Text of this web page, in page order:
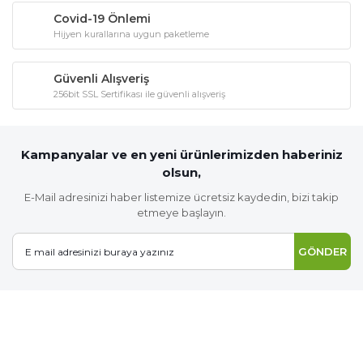
Covid-19 Önlemi
Hijyen kurallarına uygun paketleme
Güvenli Alışveriş
256bit SSL Sertifikası ile güvenli alışveriş
Kampanyalar ve en yeni ürünlerimizden haberiniz
olsun,
E-Mail adresinizi haber listemize ücretsiz kaydedin, bizi takip
etmeye başlayın.
GÖNDER